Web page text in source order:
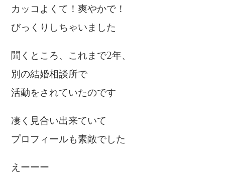
カッコよくて！爽やかで！
びっくりしちゃいました
聞くところ、これまで2年、
別の結婚相談所で
活動をされていたのです
凄く見合い出来ていて
プロフィールも素敵でした
えーーー